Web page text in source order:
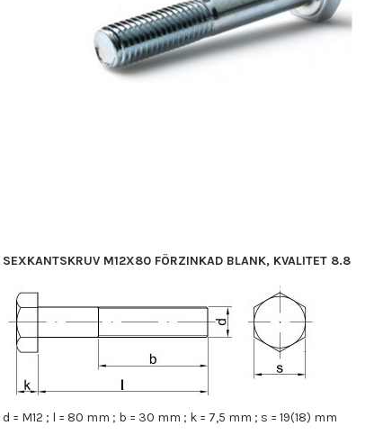
SEXKANTSKRUV M12X80 FÖRZINKAD BLANK, KVALITET 8.8
d = M12 ; l = 80 mm ; b = 30 mm ; k = 7,5 mm ; s = 19(18) mm